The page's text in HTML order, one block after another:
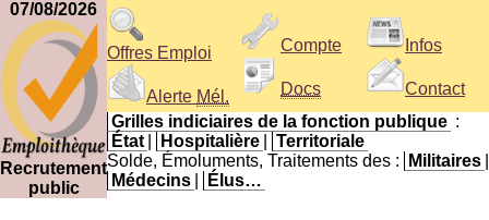
07/08/2026
Recrutement
public
Offres Emploi
Alerte Mél.
Compte
Docs
Infos
Contact
Grilles indiciaires de la fonction publique :
État
Hospitalière
Territoriale
Solde, Émoluments, Traitements des :
Militaires
Médecins
Élus…